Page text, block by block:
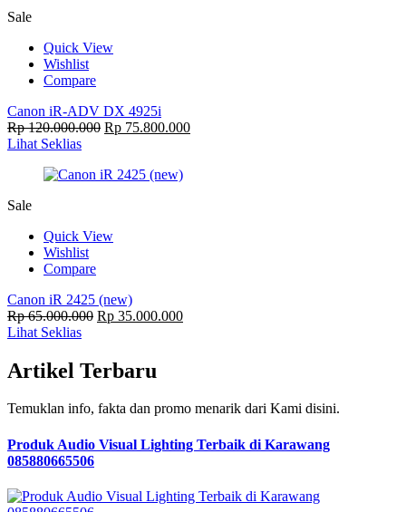
Sale
Quick View
Wishlist
Compare
Canon iR-ADV DX 4925i
Rp120.000.000 Rp 75.800.000
Lihat Seklias
Sale
Quick View
Wishlist
Compare
Canon iR 2425 (new)
Rp65.000.000 Rp 35.000.000
Lihat Seklias
Artikel Terbaru
Temuklan info, fakta dan promo menarik dari Kami disini.
Produk Audio Visual Lighting Terbaik di Karawang
085880665506